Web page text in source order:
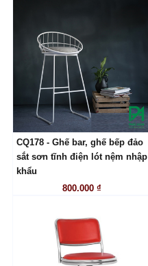
LIÊN HỆ
CQ178 - Ghế bar, ghế bếp đảo
sắt sơn tĩnh điện lót nệm nhập
khẩu
800.000 ₫